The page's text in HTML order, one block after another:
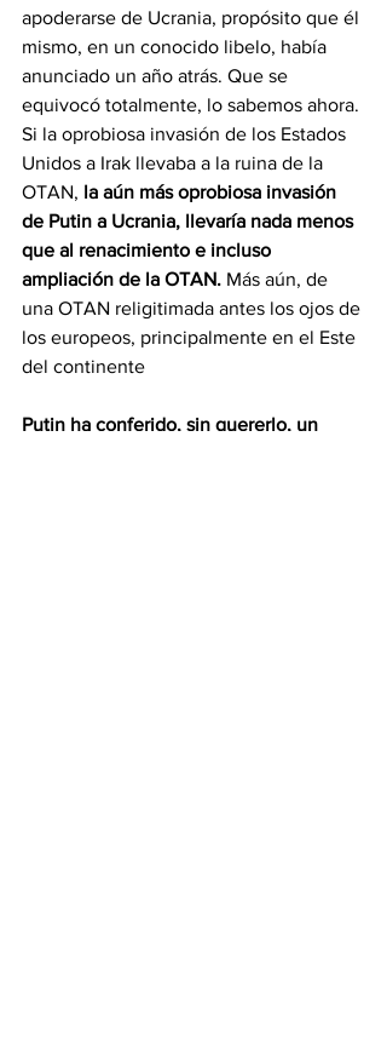
apoderarse de Ucrania, propósito que él
mismo, en un conocido libelo, había
anunciado un año atrás. Que se
equivocó totalmente, lo sabemos ahora.
Si la oprobiosa invasión de los Estados
Unidos a Irak llevaba a la ruina de la
OTAN, la aún más oprobiosa invasión
de Putin a Ucrania, llevaría nada menos
que al renacimiento e incluso
ampliación de la OTAN. Más aún, de
una OTAN religitimada antes los ojos de
los europeos, principalmente en el Este
del continente
Putin ha conferido, sin quererlo, un